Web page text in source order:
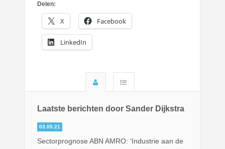
Delen:
X Facebook
LinkedIn
Laatste berichten door Sander Dijkstra
03.05.21
Sectorprognose ABN AMRO: ‘Industrie aan de